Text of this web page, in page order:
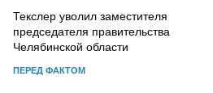
Текслер уволил заместителя
председателя правительства
Челябинской области
ПЕРЕД ФАКТОМ